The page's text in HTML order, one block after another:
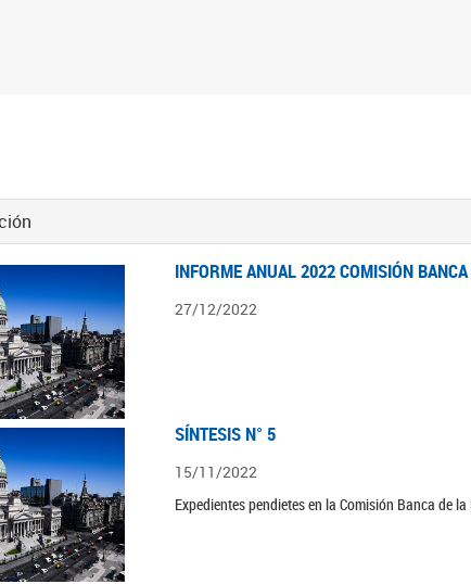
INFORME ANUAL 2022 COMISIÓN
27/12/2022
SÍNTESIS N° 5
15/11/2022
Expedientes pendietes en la Comisión Banca de